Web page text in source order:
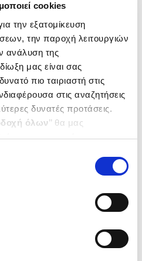
cookies
την εξατομίκευση
την παροχή λειτουργιών
ανάλυση της
μας είναι σας
πιο ταιριαστή στις
στις αναζητήσεις
δυνατές προτάσεις.
όλων’’ θα μας
στα παραπάνω.
από τα παρακάτω με την
να ενημερωθείτε σχετικά με